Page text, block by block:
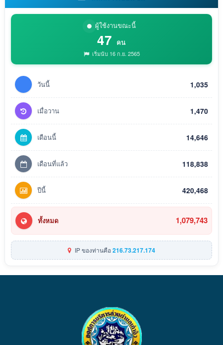
ผู้ใช้งานขณะนี้
47 คน
เริ่มนับ 16 ก.ย. 2565
วันนี้ 1,035
เมื่อวาน 1,470
เดือนนี้ 14,646
เดือนที่แล้ว 118,838
ปีนี้ 420,468
ทั้งหมด 1,079,743
IP ของท่านคือ216.73.217.174